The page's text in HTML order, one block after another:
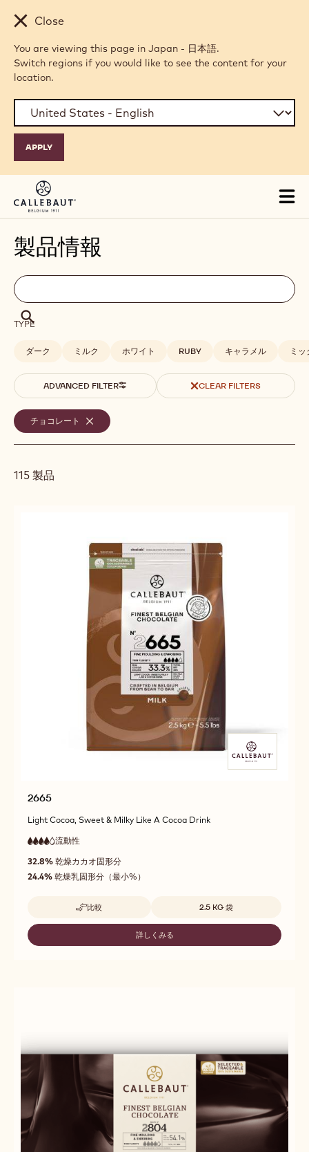
Skip to main content
Close
You are viewing this page in Japan - 日本語.
Switch regions if you would like to see the content for your
location.
製品情報
Filters
Filters:
search
検
索
検
TYPE
ダーク ミルク ホワイト RUBY キャラメル ミ
ADVANCED FILTER CLEAR FILTERS
選
択
れ
チョコレート
REMOVE
FILTER
115 製品
2665
Light Cocoa, Sweet & Milky Like A Cocoa Drink
4
out
of
5
流動性
流
動
32.8% 乾燥カカオ固形分
24.4% 乾燥乳固形分（最小%）
比較
-
2665
2.5 KG 袋
詳しくみる
-